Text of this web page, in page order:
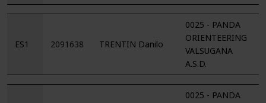
ES1 2091638 TRENTIN Danilo
0025 - PANDA
ORIENTEERING
VALSUGANA
A.S.D.
0025 - PANDA